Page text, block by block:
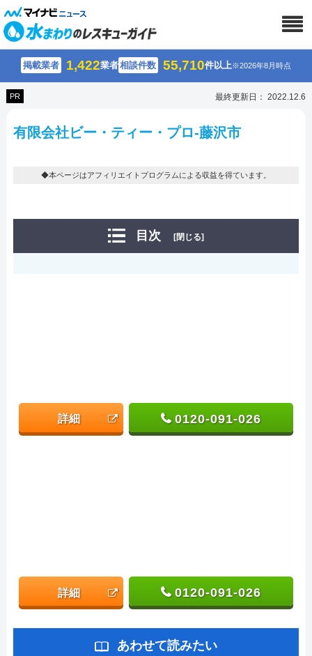
掲載業者 1,422業者相談件数 55,710件以上※2026年8月時点
PR 最終更新日： 2022.12.6
有限会社ビー・ティー・プロ-藤沢市
◆本ページはアフィリエイトプログラムによる収益を得ています。
目次 [閉じる]
詳細 0120-091-026
詳細 0120-091-026
あわせて読みたい